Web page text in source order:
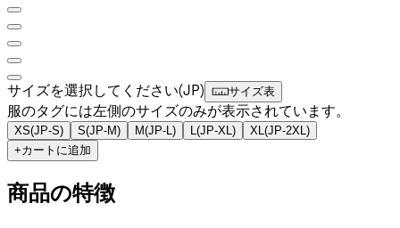
サイズを選択してください(JP) サイズ表
服のタグには左側のサイズのみが表示されています。
XS(JP-S) S(JP-M) M(JP-L) L(JP-XL) XL(JP-2XL)
+カートに追加
商品の特徴